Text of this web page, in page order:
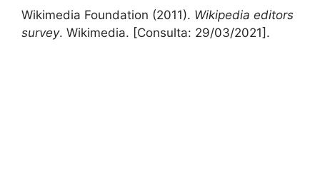
Wikimedia Foundation (2011). Wikipedia editors
survey. Wikimedia. [Consulta: 29/03/2021].